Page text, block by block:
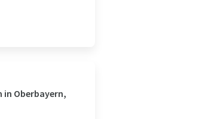
Oberbayern,